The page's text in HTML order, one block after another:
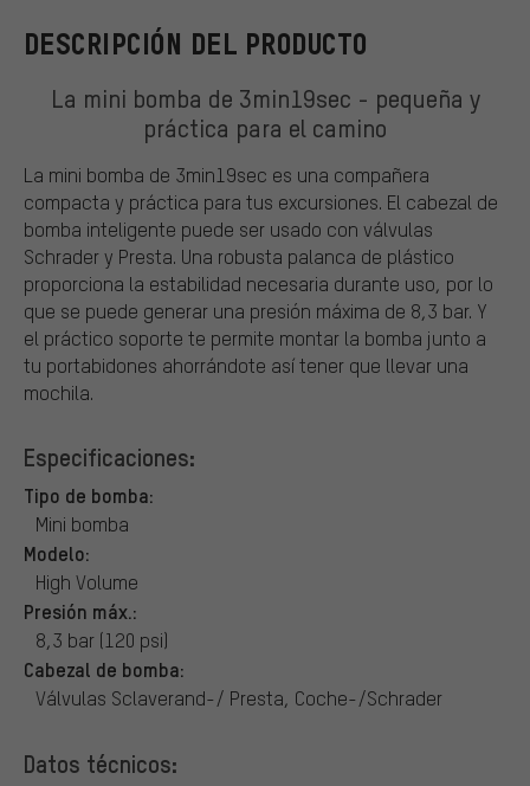
DESCRIPCIÓN DEL PRODUCTO
La mini bomba de 3min19sec - pequeña y
práctica para el camino
La mini bomba de 3min19sec es una compañera
compacta y práctica para tus excursiones. El cabezal de
bomba inteligente puede ser usado con válvulas
Schrader y Presta. Una robusta palanca de plástico
proporciona la estabilidad necesaria durante uso, por lo
que se puede generar una presión máxima de 8,3 bar. Y
el práctico soporte te permite montar la bomba junto a
tu portabidones ahorrándote así tener que llevar una
mochila.
Especificaciones:
Tipo de bomba:
Mini bomba
Modelo:
High Volume
Presión máx.:
8,3 bar (120 psi)
Cabezal de bomba:
Válvulas Sclaverand-/ Presta, Coche-/Schrader
Datos técnicos: